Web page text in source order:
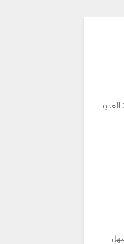
، شهدت بيتكوين والأسواق عملة معماة منذ إنشائها في عام 2009 العديد